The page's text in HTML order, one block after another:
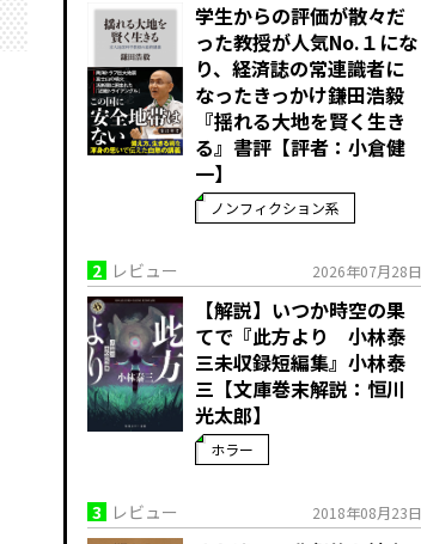
学生からの評価が散々だ
った教授が人気No.１にな
り、経済誌の常連識者に
なったきっかけ――鎌田浩毅
『揺れる大地を賢く生き
る』書評【評者：小倉健
一】
ノンフィクション系
2 レビュー 2026年07月28日
【解説】いつか時空の果
てで――『此方より 小林泰
三未収録短編集』小林泰
三【文庫巻末解説：恒川
光太郎】
ホラー
3 レビュー 2018年08月23日